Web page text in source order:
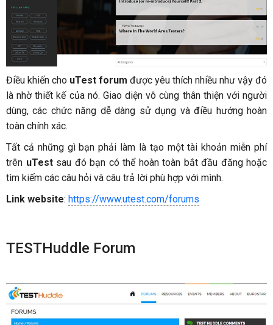
Điều khiến cho uTest forum được yêu thích nhiều như vậy đó
là nhờ thiết kế của nó. Giao diện vô cùng thân thiện với người
dùng, các chức năng dễ dàng sử dụng và điều hướng hoàn
toàn chính xác.
Tất cả những gì bạn phải làm là tạo một tài khoản miễn phí
trên uTestsau đó bạn có thể hoàn toàn bắt đầu đăng hoặc
tìm kiếm các câu hỏi và câu trả lời phù hợp với mình.
Link website: https://www.utest.com/forums
TESTHuddle Forum